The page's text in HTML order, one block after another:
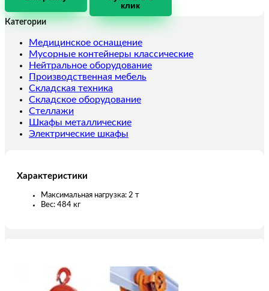
г/
2,0
т
Н
-
24
м,
тип
13Т10456
клик
Категории
Медицинское оснащение
Мусорные контейнеры классические
Нейтральное оборудование
Производственная мебель
Складская техника
Складское оборудование
Стеллажи
Шкафы металлические
Электрические шкафы
Характеристики
Максимальная нагрузка: 2 т
Вес: 484 кг